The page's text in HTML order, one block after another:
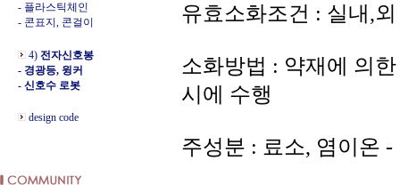
- 플라스틱체인
- 콘표지, 콘걸이
4) 전자신호봉
- 경광등, 윙커
- 신호수 로봇
design code
유효소화조건 : 실내,
소화방법 : 약재에 의
시에 수행
주성분 : 료소, 염이온